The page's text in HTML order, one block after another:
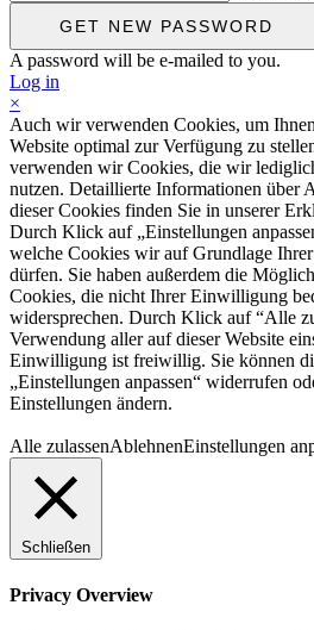
A password will be e-mailed to you.
Log in
×
Auch wir verwenden Cookies, um
Website optimal zur Verfügung zu
verwenden wir Cookies, die wir
nutzen. Detaillierte Informationen über
dieser Cookies finden Sie in unserer
Durch Klick auf „Einstellungen
welche Cookies wir auf Grundlage
dürfen. Sie haben außerdem die
Cookies, die nicht Ihrer Einwilligung
widersprechen. Durch Klick auf “Alle
Verwendung aller auf dieser Website
Einwilligung ist freiwillig. Sie können
„Einstellungen anpassen“ widerrufen
Einstellungen ändern.
Alle zulassenAblehnenEinstellungen
Schließen
Privacy Overview